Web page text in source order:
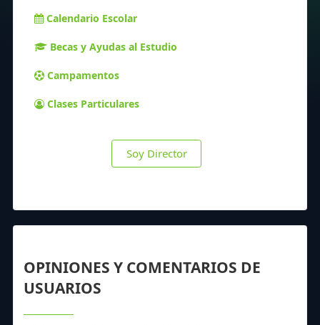
Calendario Escolar
Becas y Ayudas al Estudio
Campamentos
Clases Particulares
Soy Director
OPINIONES Y COMENTARIOS DE
USUARIOS